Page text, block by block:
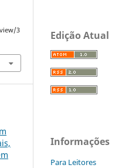
3
Edição Atual
Informações
Para Leitores